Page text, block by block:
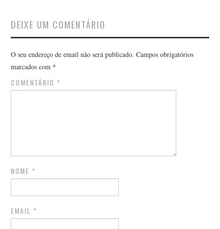
DEIXE UM COMENTÁRIO
O seu endereço de email não será publicado. Campos obrigatórios
marcados com *
COMENTÁRIO *
NOME *
EMAIL *